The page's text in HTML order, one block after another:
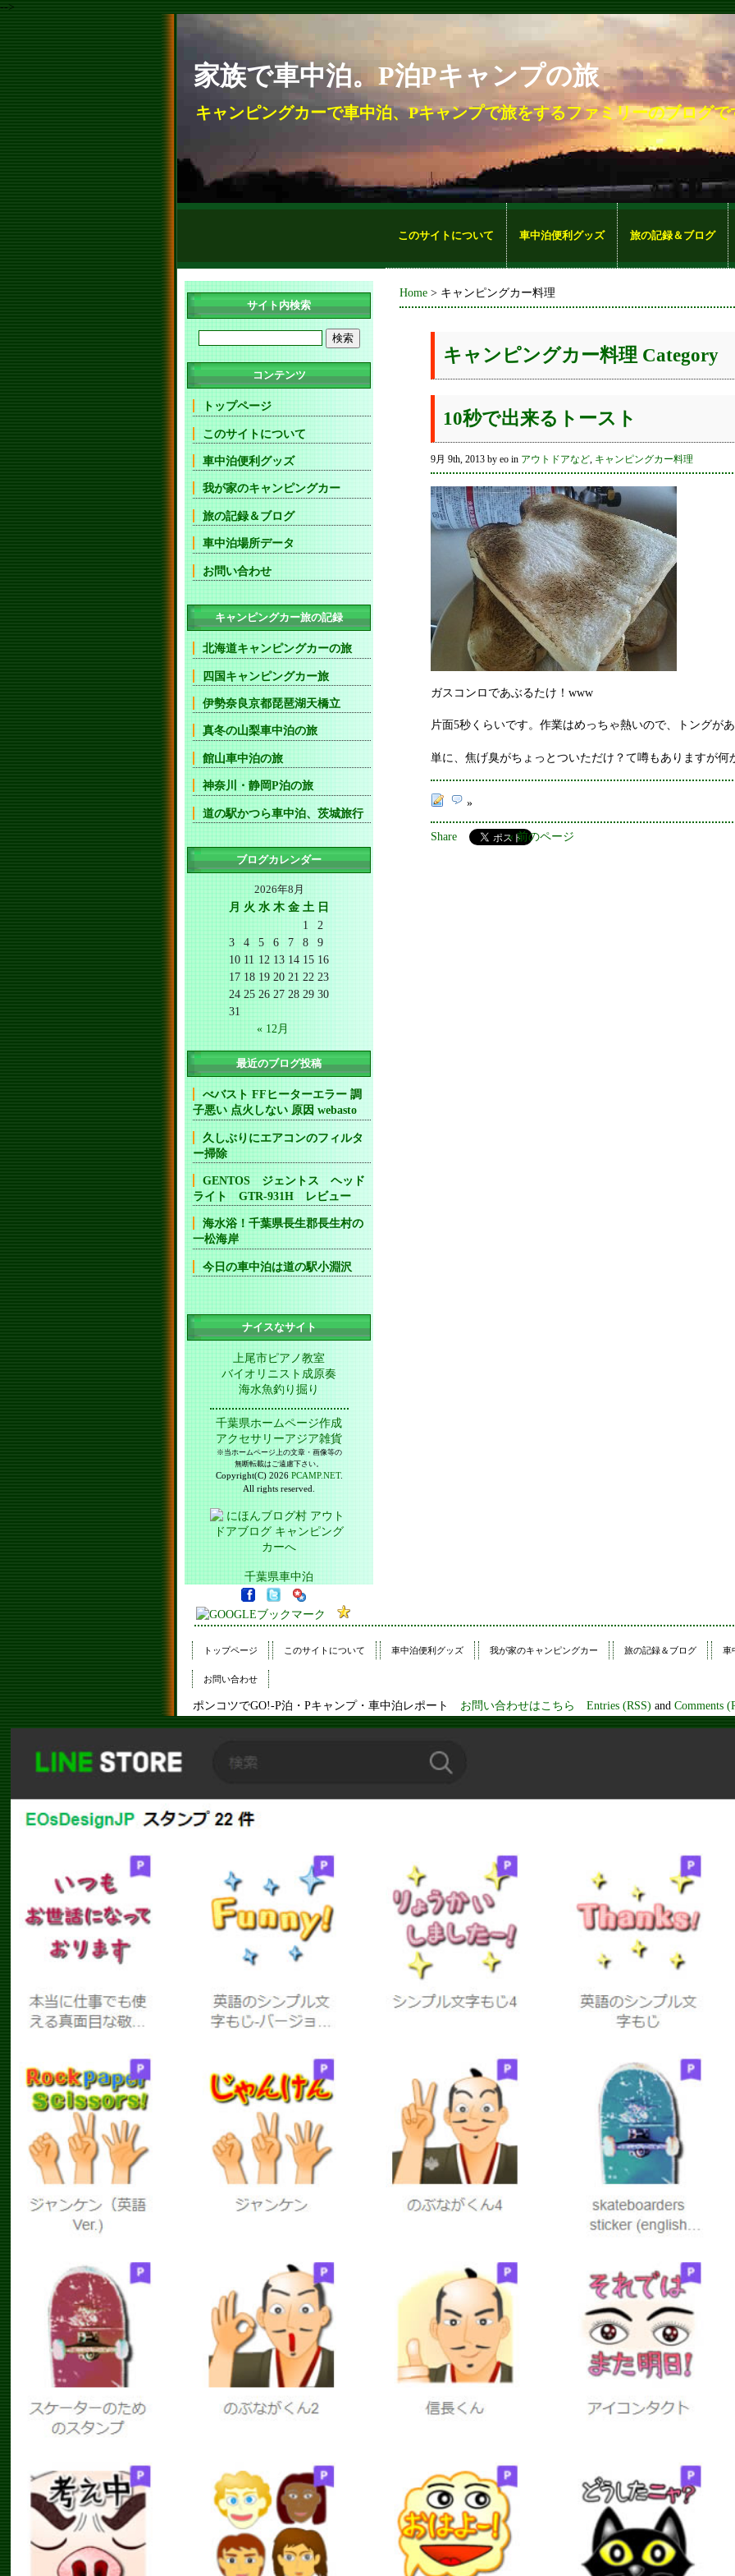
-->
家族で車中泊。P泊Pキャンプの旅
キャンピングカーで車中泊、Pキャンプで旅をするファミリーのブログで
このサイトについて 車中泊便利グッズ 旅の記録＆ブログ
Home > キャンピングカー料理
キャンピングカー料理 Category
10秒で出来るトースト
9月 9th, 2013 by eo in アウトドアなど, キャンピングカー料理
ガスコンロであぶるたけ！www
片面5秒くらいです。作業はめっちゃ熱いので、トングがあ
単に、焦げ臭がちょっとついただけ？て噂もありますが何
»
Share « 前のページ
サイト内検索
コンテンツ
トップページ
このサイトについて
車中泊便利グッズ
我が家のキャンピングカー
旅の記録＆ブログ
車中泊場所データ
お問い合わせ
キャンピングカー旅の記録
北海道キャンピングカーの旅
四国キャンピングカー旅
伊勢奈良京都琵琶湖天橋立
真冬の山梨車中泊の旅
館山車中泊の旅
神奈川・静岡P泊の旅
道の駅かつら車中泊、茨城旅行
ブログカレンダー
2026年8月
月 火 水 木 金 土 日
1
2
3
4 5 6 7 8
9
10 11 12 13 14 15 16
17 18 19 20 21 22 23
24 25 26 27 28 29 30
31
« 12月
最近のブログ投稿
べバスト FFヒーターエラー 調
子悪い 点火しない 原因 webasto
久しぶりにエアコンのフィルタ
ー掃除
GENTOS ジェントス ヘッド
ライト GTR-931H レビュー
海水浴！千葉県長生郡長生村の
一松海岸
今日の車中泊は道の駅小淵沢
ナイスなサイト
上尾市ピアノ教室
バイオリニスト成原奏
海水魚釣り掘り
千葉県ホームページ作成
アクセサリーアジア雑貨
※当ホームページ上の文章・画像等の
無断転載はご遠慮下さい。
Copyright(C) 2026 PCAMP.NET.
All rights reserved.
千葉県車中泊
トップページ このサイトについて 車中泊便利グッズ 我が家のキャンピングカー 旅の記録＆ブログ 車
お問い合わせ
ポンコツでGO!-P泊・Pキャンプ・車中泊レポート お問い合わせはこちら Entries (RSS) and Comments